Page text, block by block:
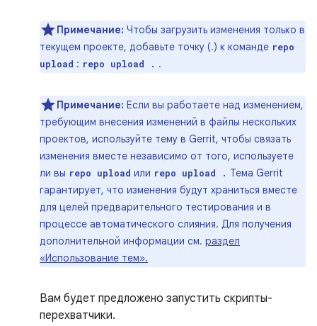
Примечание: Чтобы загрузить изменения только в
текущем проекте, добавьте точку (.) к команде repo
upload : repo upload . .
Примечание: Если вы работаете над изменением,
требующим внесения изменений в файлы нескольких
проектов, используйте тему в Gerrit, чтобы связать
изменения вместе независимо от того, используете
ли вы repo upload или repo upload . Тема Gerrit
гарантирует, что изменения будут храниться вместе
для целей предварительного тестирования и в
процессе автоматического слияния. Для получения
дополнительной информации см. раздел
«Использование тем».
Вам будет предложено запустить скрипты-
перехватчики.